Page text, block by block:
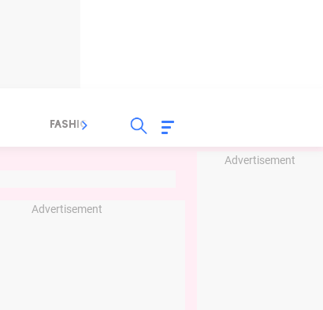
Advertisement
FASHION FOOD
Advertisement